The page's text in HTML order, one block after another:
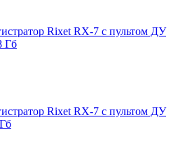
Rixet RX-7 с пультом ДУ
Гб
Rixet RX-7 с пультом ДУ